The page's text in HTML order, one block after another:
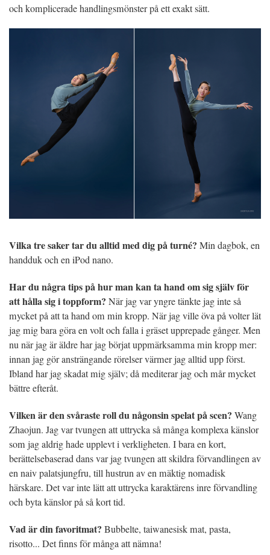
och komplicerade handlingsmönster på ett exakt sätt.
Vilka tre saker tar du alltid med dig på turné? Min dagbok, en
handduk och en iPod nano.
Har du några tips på hur man kan ta hand om sig själv för
att hålla sig i toppform? När jag var yngre tänkte jag inte så
mycket på att ta hand om min kropp. När jag ville öva på volter lät
jag mig bara göra en volt och falla i gräset upprepade gånger. Men
nu när jag är äldre har jag börjat uppmärksamma min kropp mer:
innan jag gör ansträngande rörelser värmer jag alltid upp först.
Ibland har jag skadat mig själv; då mediterar jag och mår mycket
bättre efteråt.
Vilken är den svåraste roll du någonsin spelat på scen? Wang
Zhaojun. Jag var tvungen att uttrycka så många komplexa känslor
som jag aldrig hade upplevt i verkligheten. I bara en kort,
berättelsebaserad dans var jag tvungen att skildra förvandlingen av
en naiv palatsjungfru, till hustrun av en mäktig nomadisk
härskare. Det var inte lätt att uttrycka karaktärens inre förvandling
och byta känslor på så kort tid.
Vad är din favoritmat? Bubbelte, taiwanesisk mat, pasta,
risotto... Det finns för många att nämna!